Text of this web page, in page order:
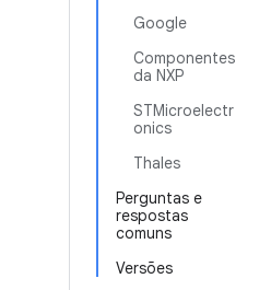
Google
Componentes
da NXP
STMicroelectr
onics
Thales
Perguntas e
respostas
comuns
Versões